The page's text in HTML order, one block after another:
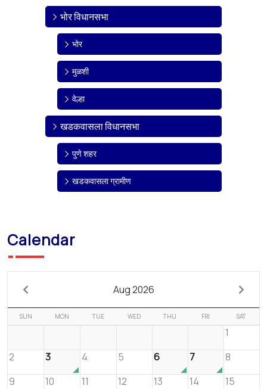
भोर विधानसभा
भोर
मुळशी
वेल्हा
खडकवासला विधानसभा
पुणे शहर
खडकवासला ग्रामीण
Calendar
Aug 2026
SUN MON TUE WED THU FRI SAT
1
2
3 4 5 6 7
8
9
10 11 12 13 14
15